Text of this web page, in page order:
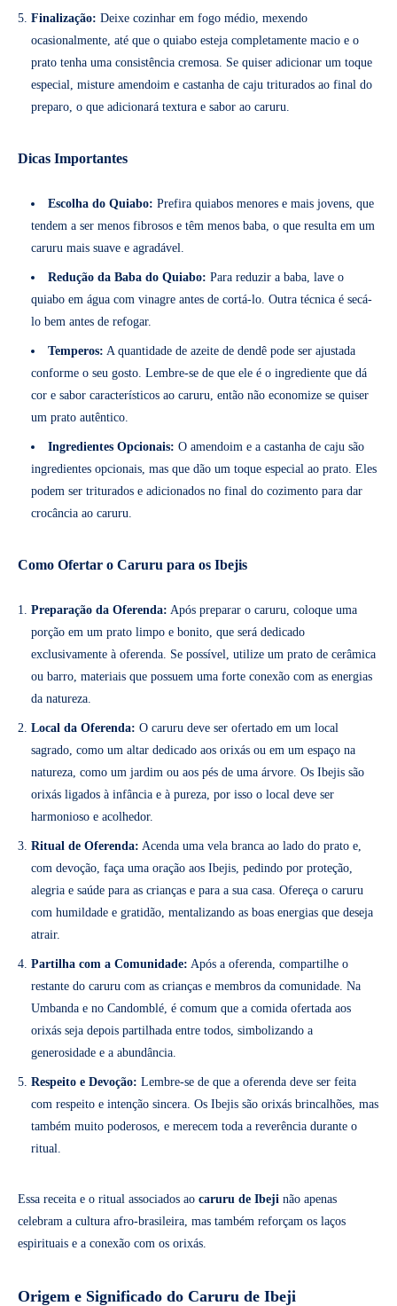
Finalização: Deixe cozinhar em fogo médio, mexendo
ocasionalmente, até que o quiabo esteja completamente macio e o
prato tenha uma consistência cremosa. Se quiser adicionar um toque
especial, misture amendoim e castanha de caju triturados ao final do
preparo, o que adicionará textura e sabor ao caruru.
Dicas Importantes
Escolha do Quiabo: Prefira quiabos menores e mais jovens, que
tendem a ser menos fibrosos e têm menos baba, o que resulta em um
caruru mais suave e agradável.
Redução da Baba do Quiabo: Para reduzir a baba, lave o
quiabo em água com vinagre antes de cortá-lo. Outra técnica é secá-
lo bem antes de refogar.
Temperos: A quantidade de azeite de dendê pode ser ajustada
conforme o seu gosto. Lembre-se de que ele é o ingrediente que dá
cor e sabor característicos ao caruru, então não economize se quiser
um prato autêntico.
Ingredientes Opcionais: O amendoim e a castanha de caju são
ingredientes opcionais, mas que dão um toque especial ao prato. Eles
podem ser triturados e adicionados no final do cozimento para dar
crocância ao caruru.
Como Ofertar o Caruru para os Ibejis
Preparação da Oferenda: Após preparar o caruru, coloque uma
porção em um prato limpo e bonito, que será dedicado
exclusivamente à oferenda. Se possível, utilize um prato de cerâmica
ou barro, materiais que possuem uma forte conexão com as energias
da natureza.
Local da Oferenda: O caruru deve ser ofertado em um local
sagrado, como um altar dedicado aos orixás ou em um espaço na
natureza, como um jardim ou aos pés de uma árvore. Os Ibejis são
orixás ligados à infância e à pureza, por isso o local deve ser
harmonioso e acolhedor.
Ritual de Oferenda: Acenda uma vela branca ao lado do prato e,
com devoção, faça uma oração aos Ibejis, pedindo por proteção,
alegria e saúde para as crianças e para a sua casa. Ofereça o caruru
com humildade e gratidão, mentalizando as boas energias que deseja
atrair.
Partilha com a Comunidade: Após a oferenda, compartilhe o
restante do caruru com as crianças e membros da comunidade. Na
Umbanda e no Candomblé, é comum que a comida ofertada aos
orixás seja depois partilhada entre todos, simbolizando a
generosidade e a abundância.
Respeito e Devoção: Lembre-se de que a oferenda deve ser feita
com respeito e intenção sincera. Os Ibejis são orixás brincalhões, mas
também muito poderosos, e merecem toda a reverência durante o
ritual.
Essa receita e o ritual associados ao caruru de Ibeji não apenas
celebram a cultura afro-brasileira, mas também reforçam os laços
espirituais e a conexão com os orixás.
Origem e Significado do Caruru de Ibeji